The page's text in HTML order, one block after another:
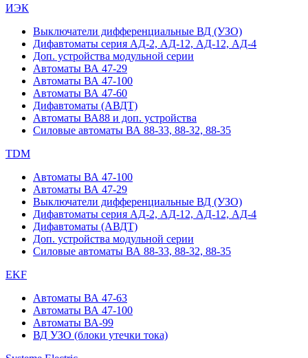
ИЭК
Выключатели дифференциальные ВД (УЗО)
Дифавтоматы серия АД-2, АД-12, АД-12, АД-4
Доп. устройства модульной серии
Автоматы ВА 47-29
Автоматы ВА 47-100
Автоматы ВА 47-60
Дифавтоматы (АВДТ)
Автоматы ВА88 и доп. устройства
Силовые автоматы ВА 88-33, 88-32, 88-35
TDM
Автоматы ВА 47-100
Автоматы ВА 47-29
Выключатели дифференциальные ВД (УЗО)
Дифавтоматы серия АД-2, АД-12, АД-12, АД-4
Дифавтоматы (АВДТ)
Доп. устройства модульной серии
Силовые автоматы ВА 88-33, 88-32, 88-35
EKF
Автоматы ВА 47-63
Автоматы ВА 47-100
Автоматы ВА-99
ВД УЗО (блоки утечки тока)